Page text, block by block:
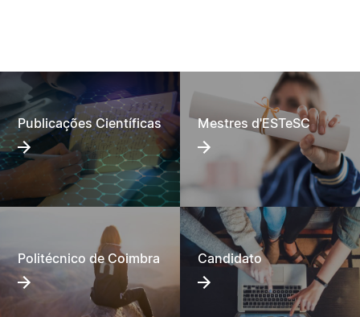
Publicações Científicas Mestres d'ESTeSC
Politécnico de Coimbra Candidato